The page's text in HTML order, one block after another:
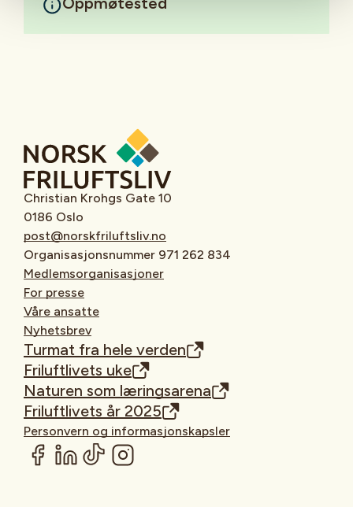
Christian Krohgs Gate 10
0186 Oslo
post@norskfriluftsliv.no
Organisasjonsnummer 971 262 834
Medlemsorganisasjoner
For presse
Våre ansatte
Nyhetsbrev
Turmat fra hele verden
Friluftlivets uke
Naturen som læringsarena
Friluftlivets år 2025
Personvern og informasjonskapsler